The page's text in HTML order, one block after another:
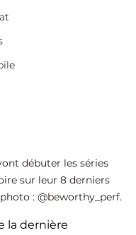
débuter les séries
sur leur 8 derniers
: @beworthy_perf.
la dernière